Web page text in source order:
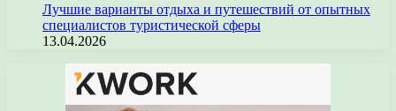
Лучшие варианты отдыха и путешествий от опытных
специалистов туристической сферы
13.04.2026